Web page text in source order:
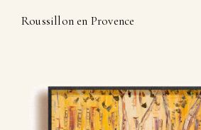
Roussillon en Provence